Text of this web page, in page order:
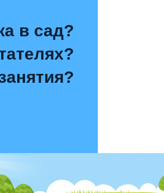
в сад?